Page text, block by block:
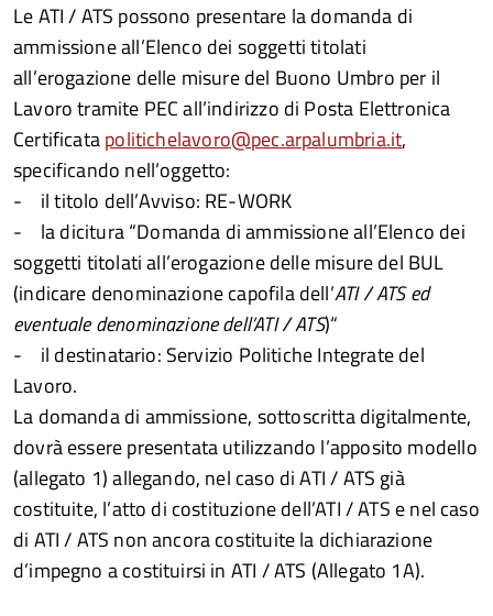
Le ATI / ATS possono presentare la domanda di
ammissione all’Elenco dei soggetti titolati
all’erogazione delle misure del Buono Umbro per il
Lavoro tramite PEC all’indirizzo di Posta Elettronica
Certificatapolitichelavoro@pec.arpalumbria.it,
specificando nell’oggetto:
- il titolo dell’Avviso: RE-WORK
- la dicitura “Domanda di ammissione all’Elenco dei
soggetti titolati all’erogazione delle misure del BUL
(indicare denominazione capofila dell’ATI / ATS ed
eventuale denominazione dell’ATI / ATS)“
- il destinatario: Servizio Politiche Integrate del
Lavoro.
La domanda di ammissione, sottoscritta digitalmente,
dovrà essere presentata utilizzando l’apposito modello
(allegato 1) allegando, nel caso di ATI / ATS già
costituite, l’atto di costituzione dell’ATI / ATS e nel caso
di ATI / ATS non ancora costituite la dichiarazione
d’impegno a costituirsi in ATI / ATS (Allegato 1A).